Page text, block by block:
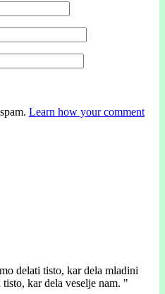
Learn how your comment
delati tisto, kar dela mladini
kar dela veselje nam. "